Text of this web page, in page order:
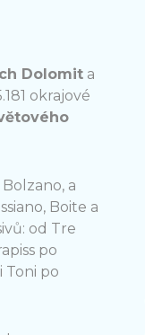
Dolomit a
okrajové
a
Boite a
od Tre
po
Toni po